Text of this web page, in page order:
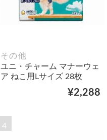
その他
ユニ・チャーム マナーウェ
ア ねこ用Lサイズ 28枚
¥2,288
4